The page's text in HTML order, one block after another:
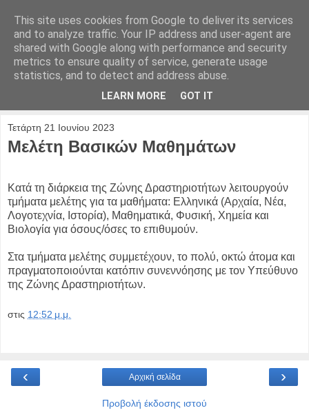
Τετάρτη 21 Ιουνίου 2023
Μελέτη Βασικών Μαθημάτων
Κατά τη διάρκεια της Ζώνης Δραστηριοτήτων λειτουργούν
τμήματα μελέτης για τα μαθήματα: Ελληνικά (Αρχαία, Νέα,
Λογοτεχνία, Ιστορία), Μαθηματικά, Φυσική, Χημεία και
Βιολογία για όσους/όσες το επιθυμούν.
Στα τμήματα μελέτης συμμετέχουν, το πολύ, οκτώ άτομα και
πραγματοποιούνται κατόπιν συνεννόησης με τον Υπεύθυνο
της Ζώνης Δραστηριοτήτων.
στις 12:52 μ.μ.
‹ ›
Αρχική σελίδα
Προβολή έκδοσης ιστού
This site uses cookies from Google to deliver its services
and to analyze traffic. Your IP address and user-agent are
shared with Google along with performance and security
metrics to ensure quality of service, generate usage
statistics, and to detect and address abuse.
LEARN MORE GOT IT